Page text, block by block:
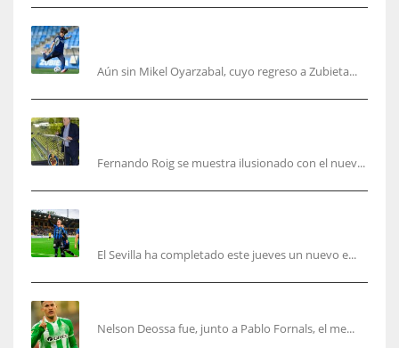
Aún sin Mikel Oyarzabal, cuyo regreso a Zubieta...
Fernando Roig se muestra ilusionado con el nuev...
El Sevilla ha completado este jueves un nuevo e...
Nelson Deossa fue, junto a Pablo Fornals, el me...